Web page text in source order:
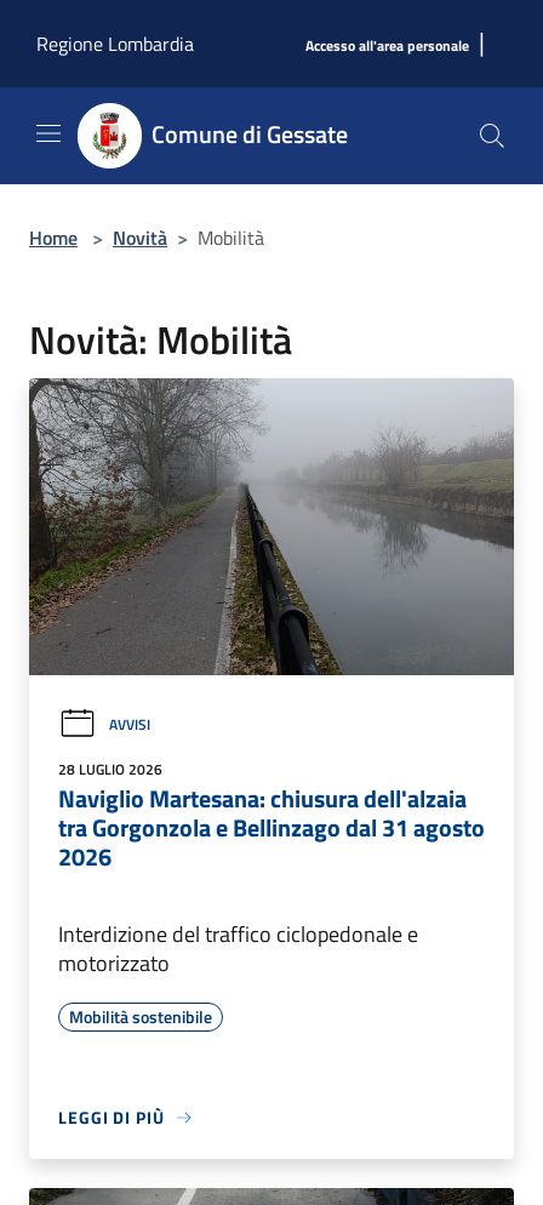
Regione Lombardia
Accesso all'area personale |
Comune di Gessate
Home > Novità > Mobilità
Novità: Mobilità
AVVISI
28 LUGLIO 2026
Naviglio Martesana: chiusura dell'alzaia
tra Gorgonzola e Bellinzago dal 31 agosto
2026
Interdizione del traffico ciclopedonale e
motorizzato
Mobilità sostenibile
LEGGI DI PIÙ